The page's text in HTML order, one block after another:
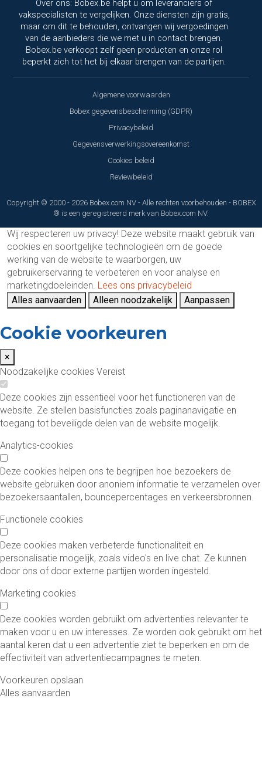
Over ons: Bobex.be helpt u om leveranciers of
vakspecialisten te vergelijken. Onze diensten zijn gratis,
maar om dit te behouden, ontvangen wij vergoedingen
van de aanbieders die we met u in contact brengen.
Bobex.be verkoopt zelf geen producten en onze rol
beperkt zich tot het bij elkaar brengen van de partijen.
Algemene voorwaarden
Bobex gegevensbescherming (GDPR)
Privacybeleid
Gegevensverwerkingsovereenkomst
Cookies beleid
Reviewbeleid
Copyright © 2000 - 2026 Bobex.com NV - Alle rechten voorbehouden - BOBEX
® is een geregistreerd merk van Bobex.com NV.
Wij respecteren uw privacy! Deze website maakt gebruik van
cookies en soortgelijke technologieën om de goede
werking van de website te waarborgen, uw
gebruikerservaring te verbeteren en voor analyse en
marketingdoeleinden. Lees ons privacybeleid
Alles aanvaarden
Alleen noodzakelijk Aanpassen
Cookie voorkeuren
×
Noodzakelijke cookies Vereist
Deze cookies zijn essentieel voor het functioneren van de
website. Ze stellen basisfuncties zoals paginanavigatie en
toegang tot beveiligde delen van de website mogelijk.
Analytics-cookies
Deze cookies helpen ons te begrijpen hoe bezoekers de
website gebruiken door anoniem informatie te verzamelen over
bezoekersaantallen, bouncepercentages en verkeersbronnen.
Functionele cookies
Deze cookies maken verbeterde functionaliteit en
personalisatie mogelijk, zoals video's en live chat. Ze kunnen
door ons of door externe partijen worden ingesteld.
Marketing cookies
Deze cookies worden gebruikt om advertenties relevanter te
maken voor u en uw interesses. Ze worden ook gebruikt om het
aantal keren dat u een advertentie ziet te beperken en om de
effectiviteit van advertentiecampagnes te meten.
Voorkeuren opslaan
Alles aanvaarden